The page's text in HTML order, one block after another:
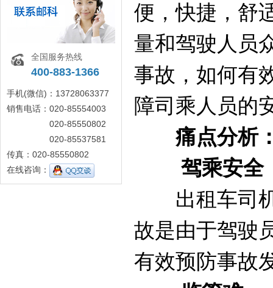
全国服务热线
400-883-1366
手机(微信)：13728063377
销售电话：020-85554003
020-85550802
020-85537581
传真：020-85550802
在线咨询：
便，快捷，舒
量和驾驶人员
事故，如何有
障司乘人员的
痛点分析
驾乘安全
出租车司机
故是由于驾驶
有效预防事故